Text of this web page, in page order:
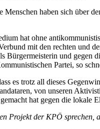
Menschen haben sich über
hat ohne
mit den rechten
Bürgermeisterin und
Partei, so
es trotz all dieses
von unseren
hat gegen die lokale
Projekt der KPÖ sprechen,